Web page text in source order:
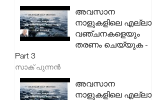
അവസാന
നാളുകളിലെ എല്ലാ
വഞ്ചനകളെയും
തരണം ചെയ്യുക -
Part 3
സാക് പുന്നൻ
അവസാന
നാളുകളിലെ എല്ലാ